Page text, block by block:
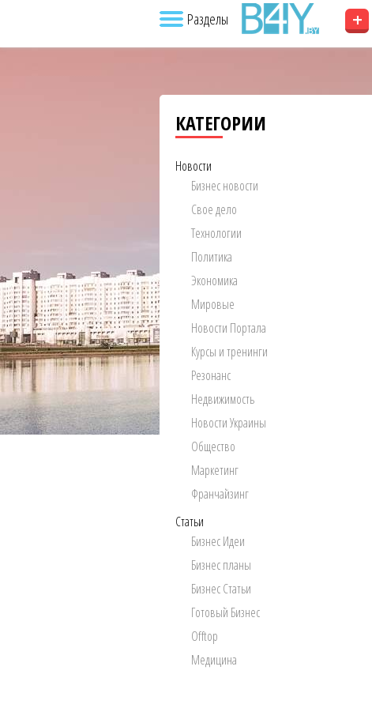
Разделы +
КАТЕГОРИИ
Новости
Бизнес новости
Свое дело
Технологии
Политика
Экономика
Мировые
Новости Портала
Курсы и тренинги
Резонанс
Недвижимость
Новости Украины
Общество
Маркетинг
Франчайзинг
Статьи
Бизнес Идеи
Бизнес планы
Бизнес Статьи
Готовый Бизнес
Offtop
Медицина